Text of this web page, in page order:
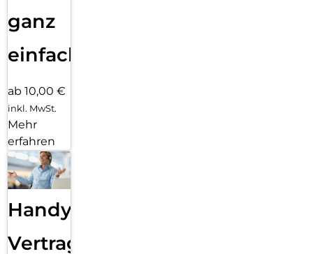
ganz
einfach
ab 10,00 €
inkl. MwSt.
Mehr
erfahren
Handy
Vertragsabwicklung